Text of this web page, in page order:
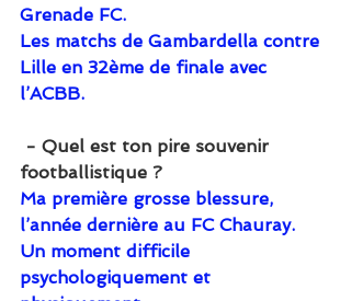
Grenade FC.
Les matchs de Gambardella contre
Lille en 32ème de finale avec
l’ACBB.
footballistique ?
Ma première grosse blessure,
l’année dernière au FC Chauray.
Un moment difficile
psychologiquement et